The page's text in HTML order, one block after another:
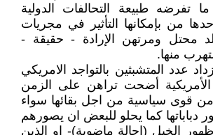
تفرضه طبيعة التحالفات الدولية
من بإمكانها التأثير في مجريات
محتل ومرتهن الإرادة - حقيقة -
منها.
عدد المتشبثين بالتواجد الامريكي
الأمريكية أضحت تراهن على الزمن
قوى سياسية من اجل بقائها سواء
دباباتها كما يحلو للبعض ان يصورهم
الخيل (احالة ماضوية)- او الذين